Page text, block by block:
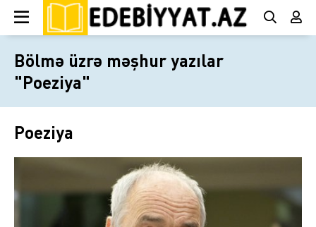
Bölmə üzrə məşhur yazılar
"Poeziya"
Poeziya